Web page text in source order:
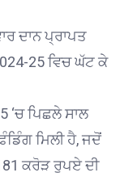
ਦਾਨ ਪ੍ਰਾਪਤ
25 ਵਿਚ ਘੱਟ ਕੇ
‘ਚ ਪਿਛਲੇ ਸਾਲ
ਮਿਲੀ ਹੈ, ਜਦੋਂ
ਕਰੋੜ ਰੁਪਏ ਦੀ